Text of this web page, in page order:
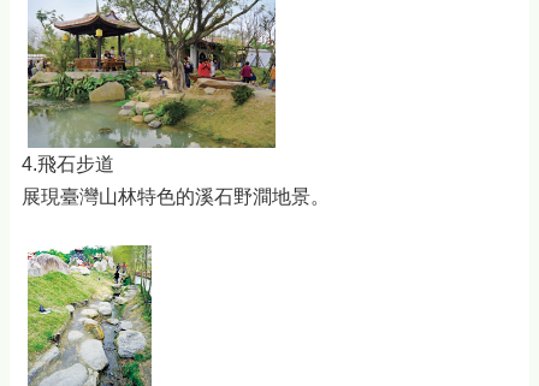
4.飛石步道
展現臺灣山林特色的溪石野澗地景。